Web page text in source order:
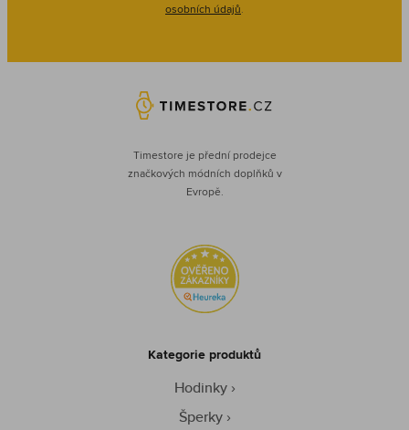
osobních údajů.
Timestore je přední prodejce
značkových módních doplňků v
Evropě.
Kategorie produktů
Hodinky
Šperky